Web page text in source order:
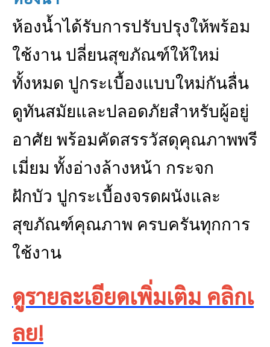
ห้องน้ำได้รับการปรับปรุงให้พร้อม
ใช้งาน ปลี่ยนสุขภัณฑ์ให้ใหม่
ทั้งหมด ปูกระเบื้องแบบใหม่กันลื่น
ดูทันสมัยและปลอดภัยสำหรับผู้อยู่
อาศัย พร้อมคัดสรรวัสดุคุณภาพพรี
เมี่ยม ทั้งอ่างล้างหน้า กระจก
ฝักบัว ปูกระเบื้องจรดผนังและ
สุขภัณฑ์คุณภาพ ครบครันทุกการ
ใช้งาน
ดูรายละเอียดเพิ่มเติม คลิกเ
ลย!